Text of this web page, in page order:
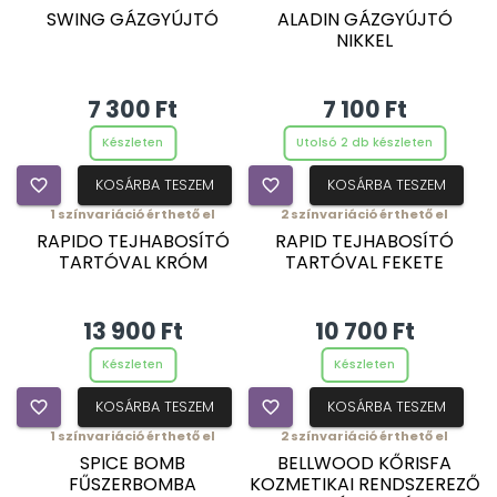
SWING GÁZGYÚJTÓ
7 300 Ft
Készleten
favorite_border KOSÁRBA TESZEM
ALADIN GÁZGYÚJTÓ
NIKKEL
7 100 Ft
Utolsó 2 db készleten
favorite_border KOSÁRBA TESZEM
1 színvariáció érthető el
RAPIDO TEJHABOSÍTÓ
TARTÓVAL KRÓM
13 900 Ft
Készleten
favorite_border KOSÁRBA TESZEM
2színvariáció érthető el
RAPID TEJHABOSÍTÓ
TARTÓVAL FEKETE
10 700 Ft
Készleten
favorite_border KOSÁRBA TESZEM
1 színvariáció érthető el
SPICE BOMB
FŰSZERBOMBA
2színvariáció érthető el
BELLWOOD KŐRISFA
KOZMETIKAI RENDSZEREZŐ